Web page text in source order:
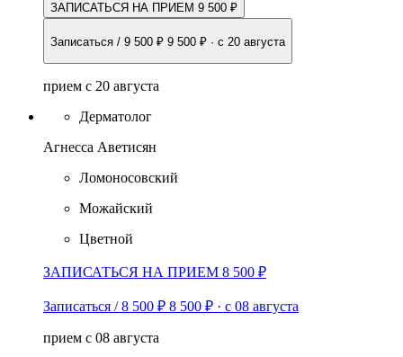
ЗАПИСАТЬСЯ НА ПРИЕМ 9 500 ₽
Записаться / 9 500 ₽ 9 500 ₽ · с 20 августа
прием с 20 августа
Дерматолог
Агнесса Аветисян
Ломоносовский
Можайский
Цветной
ЗАПИСАТЬСЯ НА ПРИЕМ 8 500 ₽
Записаться / 8 500 ₽ 8 500 ₽ · с 08 августа
прием с 08 августа